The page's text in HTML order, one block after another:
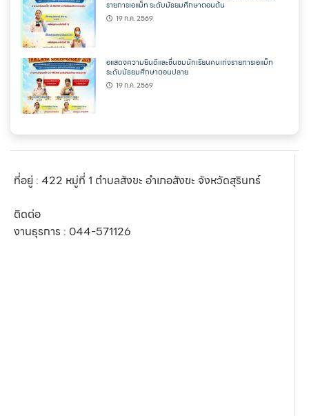
รายการเอแม็ท ระดับมัธยมศึกษาตอนต้น
19 ก.ค. 2569
อแสดงความยินดีและชื่นชมนักเรียนคนเก่งรายการเอแม็ท
ระดับมัธยมศึกษาตอนปลาย
19 ก.ค. 2569
ที่อยู่ : 422 หมู่ที่ 1 ตำบลสังขะ อำเภอสังขะ จังหวัดสุรินทร์
ติดต่อ
งานธุรการ : 044-571126